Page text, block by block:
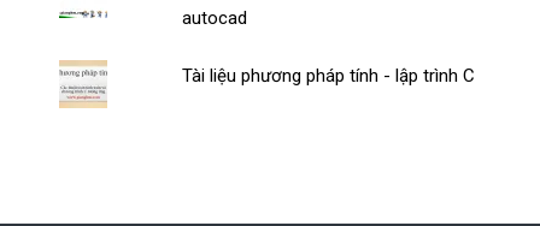
autocad
Tài liệu phương pháp tính - lập trình C